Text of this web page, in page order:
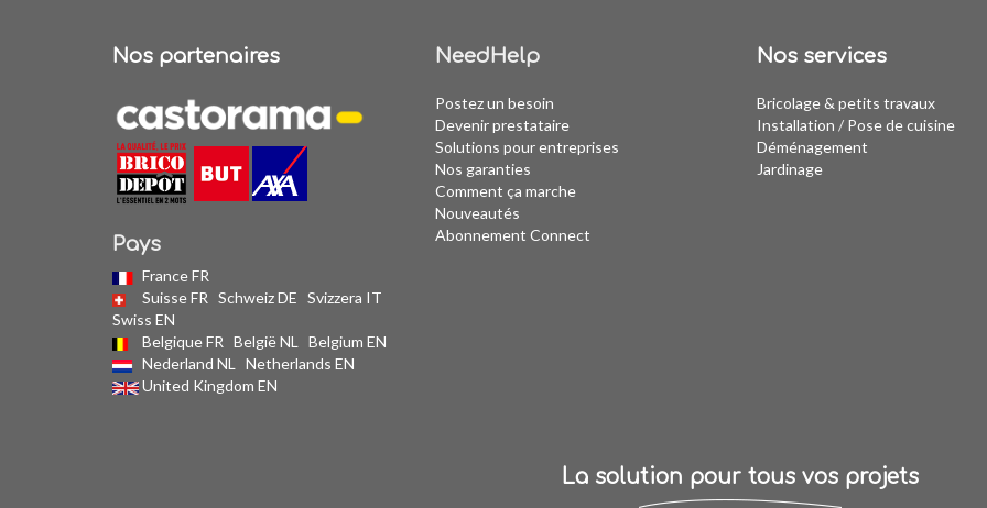
Nos partenaires
Pays
France FR
Suisse FR Schweiz DE Svizzera IT
Swiss EN
Belgique FR België NL
Belgium EN
Nederland NL
Netherlands EN
United Kingdom EN
NeedHelp
Postez un besoin
Devenir prestataire
Solutions pour entreprises
Nos garanties
Comment ça marche
Nouveautés
Abonnement Connect
Nos services
Bricolage & petits travaux
Installation / Pose de cuisine
Déménagement
Jardinage
La solution pour tous vos projets